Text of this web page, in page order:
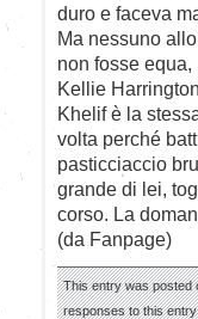
duro e faceva
Ma nessuno
non fosse
Kellie
Khelif è la
volta perché
pasticciaccio
grande di lei,
corso. La
(da Fanpage)
This entry was posted
responses to this